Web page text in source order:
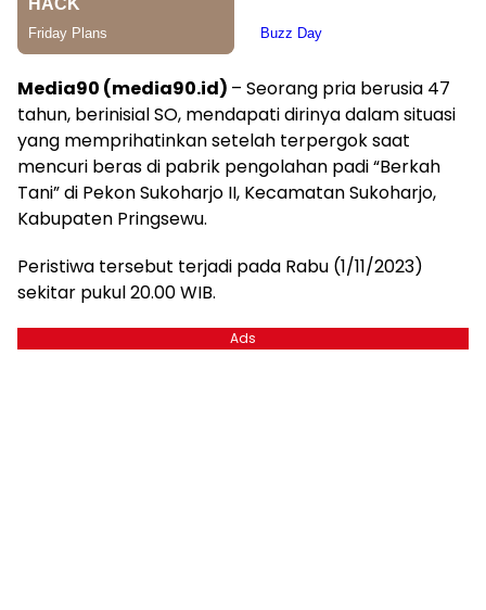
Media90 (media90.id) – Seorang pria berusia 47
tahun, berinisial SO, mendapati dirinya dalam situasi
yang memprihatinkan setelah terpergok saat
mencuri beras di pabrik pengolahan padi “Berkah
Tani” di Pekon Sukoharjo II, Kecamatan Sukoharjo,
Kabupaten Pringsewu.
Peristiwa tersebut terjadi pada Rabu (1/11/2023)
sekitar pukul 20.00 WIB.
Ads